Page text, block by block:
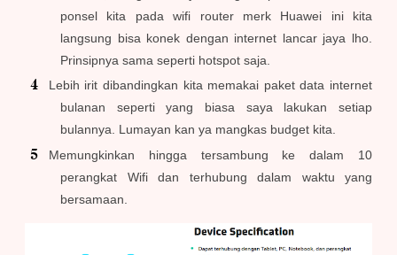
ponsel kita pada wifi router merk Huawei ini kita
langsung bisa konek dengan internet lancar jaya lho.
Prinsipnya sama seperti hotspot saja.
Lebih irit dibandingkan kita memakai paket data internet
bulanan seperti yang biasa saya lakukan setiap
bulannya. Lumayan kan ya mangkas budget kita.
Memungkinkan hingga tersambung ke dalam 10
perangkat Wifi dan terhubung dalam waktu yang
bersamaan.